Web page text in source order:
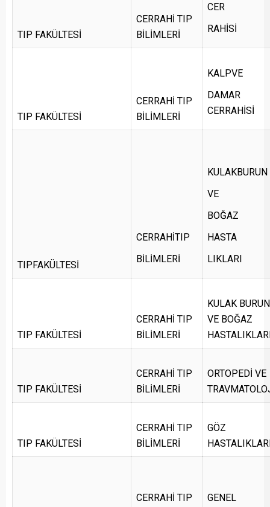
TIP FAKÜLTESİ
CERRAHİ TIP
BİLİMLERİ
CER
RAHİSİ
TIP FAKÜLTESİ
CERRAHİ TIP
BİLİMLERİ
KALPVE
DAMAR
CERRAHİSİ
TIPFAKÜLTESİ
CERRAHİTIP
BİLİMLERİ
KULAKBURUN
VE
BOĞAZ
HASTA
LIKLARI
TIP FAKÜLTESİ
CERRAHİ TIP
BİLİMLERİ
KULAK BURUN
VE BOĞAZ
TIP FAKÜLTESİ
CERRAHİ TIP
BİLİMLERİ
ORTOPEDİ VE
TIP FAKÜLTESİ
CERRAHİ TIP
BİLİMLERİ
GÖZ
CERRAHİ TIP GENEL